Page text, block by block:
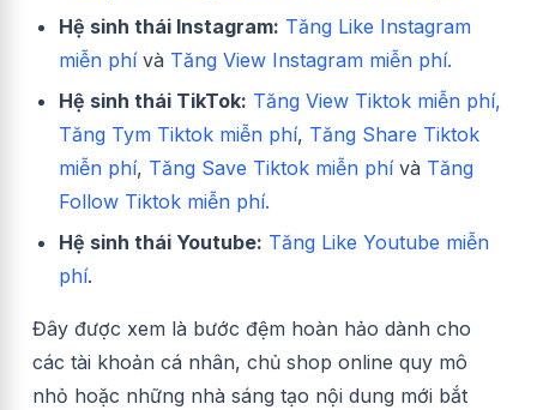
Hệ sinh thái Instagram: Tăng Like Instagram
miễn phívà Tăng View Instagram miễn phí.
Hệ sinh thái TikTok: Tăng View Tiktok miễn phí,
Tăng Tym Tiktok miễn phí, Tăng Share Tiktok
miễn phí, Tăng Save Tiktok miễn phívà Tăng
Follow Tiktok miễn phí.
Hệ sinh thái Youtube: Tăng Like Youtube miễn
phí.
Đây được xem là bước đệm hoàn hảo dành cho
các tài khoản cá nhân, chủ shop online quy mô
nhỏ hoặc những nhà sáng tạo nội dung mới bắt